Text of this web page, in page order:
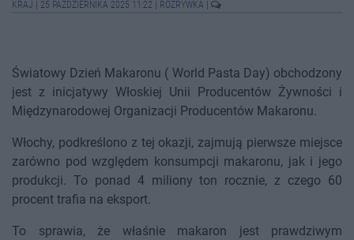
KRAJ 25 PAŹDZIERNIKA 2025 11:22 ROZRYWKA
Światowy Dzień Makaronu ( World Pasta Day) obchodzony
jest z inicjatywy Włoskiej Unii Producentów Żywności i
Międzynarodowej Organizacji Producentów Makaronu.
Włochy, podkreślono z tej okazji, zajmują pierwsze miejsce
zarówno pod względem konsumpcji makaronu, jak i jego
produkcji. To ponad 4 miliony ton rocznie, z czego 60
procent trafia na eksport.
To sprawia, że właśnie makaron jest prawdziwym